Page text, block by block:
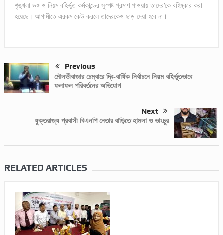
শৃঙ্খলা ভঙ্গ ও নিয়ম বহির্ভুত কর্মকান্ডের সুস্পষ্ট প্রমাণ পাওয়ায় তাদের’কে বহিষ্কার করা
হয়েছে। আগামীতে এরকম কেউ করলে তাদেরকেও ছাড় দেয়া হবে না।
Previous
মৌলভীবাজার চেম্বারে দ্বি-বার্ষিক নির্বাচনে নিয়ম বহির্ভুতভাবে
ফলাফল পরিবর্তনের অভিযোগ
Next
যুক্তরাজ্য প্রবাসী বিএনপি নেতার বাড়িতে হামলা ও ভাংচুর
RELATED ARTICLES